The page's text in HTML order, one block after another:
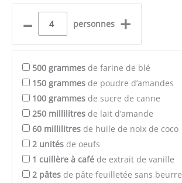
– personnes +
500 grammes de farine de blé
150 grammes de poudre d’amandes
100 grammes de sucre de canne
250 millilitres de lait d’amande
60 millilitres de huile de noix de coco
2 unités de oeufs
1 cuillère à café de extrait de vanille
2 pâtes de pâte feuilletée sans beurre